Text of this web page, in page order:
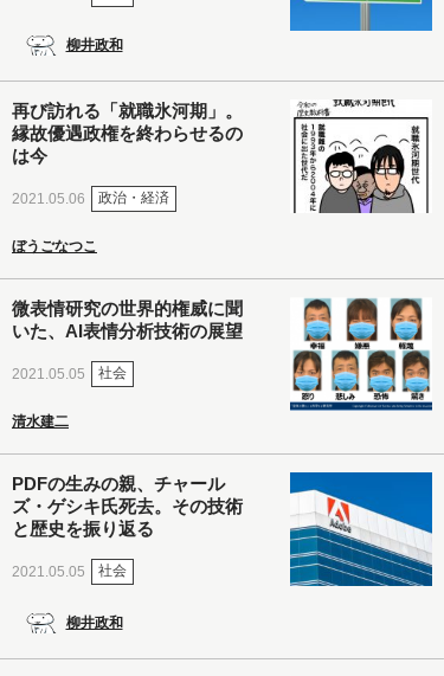
柳井政和
再び訪れる「就職氷河期」。
縁故優遇政権を終わらせるの
は今
2021.05.06 政治・経済
ぼうごなつこ
微表情研究の世界的権威に聞
いた、AI表情分析技術の展望
2021.05.05 社会
清水建二
PDFの生みの親、チャール
ズ・ゲシキ氏死去。その技術
と歴史を振り返る
2021.05.05 社会
柳井政和